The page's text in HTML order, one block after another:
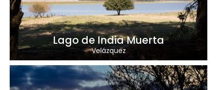
Lago de India Muerta
Velázquez